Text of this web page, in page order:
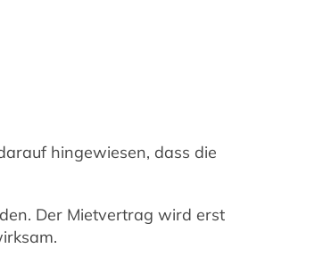
hingewiesen, dass die
Der Mietvertrag wird erst